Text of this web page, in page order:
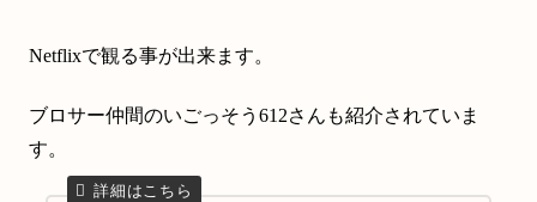
Netflixで観る事が出来ます。
ブロサー仲間のいごっそう612さんも紹介されていま
す。